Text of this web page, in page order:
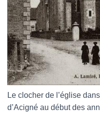
Le clocher de l’église
d’Acigné au début des